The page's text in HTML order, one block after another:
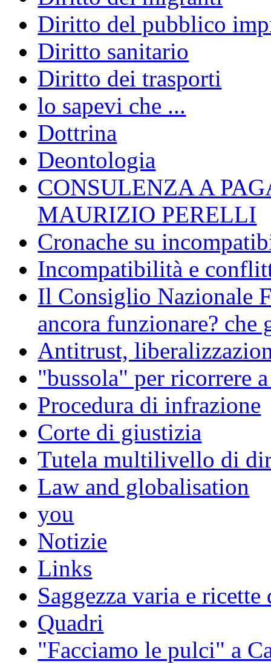
Diritto del pubblico
Diritto sanitario
Diritto dei trasporti
lo sapevi che ...
Dottrina
Deontologia
CONSULENZA A
MAURIZIO PERELLI
Cronache su
Incompatibilità e
Il Consiglio Nazionale
ancora funzionare? che
Antitrust,
"bussola" per ricorrere
Procedura di infrazione
Corte di giustizia
Tutela multilivello di
Law and globalisation
you
Notizie
Links
Saggezza varia e
Quadri
"Facciamo le pulci" a